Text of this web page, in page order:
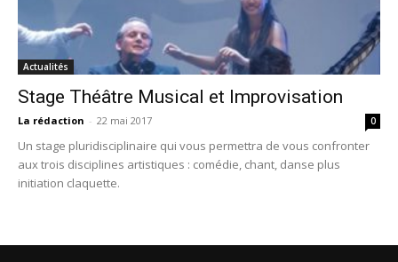
Actualités
Stage Théâtre Musical et Improvisation
La rédaction - 22 mai 2017 0
Un stage pluridisciplinaire qui vous permettra de vous confronter
aux trois disciplines artistiques : comédie, chant, danse plus
initiation claquette.